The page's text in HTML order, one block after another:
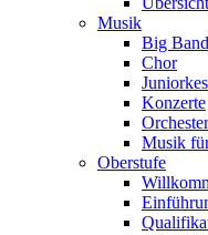
Musik
Big Band
Chor
Juniorkes
Konzerte
Orchester
Musik
Oberstufe